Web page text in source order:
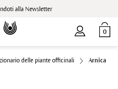
alla Newsletter
0
delle piante officinali Arnica